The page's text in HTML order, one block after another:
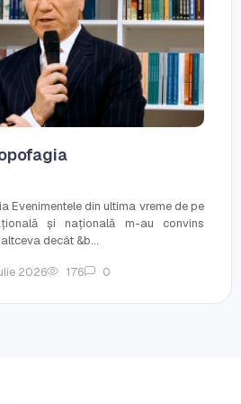
Evenimentele din ultima vreme de pe
și națională m-au convins
decât &b...
2026 176 0